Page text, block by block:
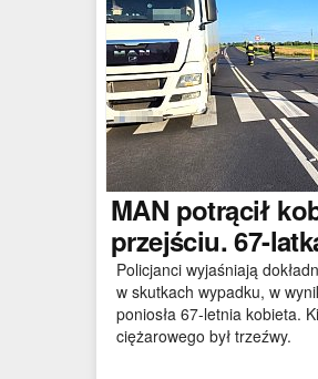
MAN potrącił
przejściu. 67-
Policjanci wyjaśniają
w skutkach wypadku, w
poniosła 67-letnia kobieta.
ciężarowego był trzeźwy.